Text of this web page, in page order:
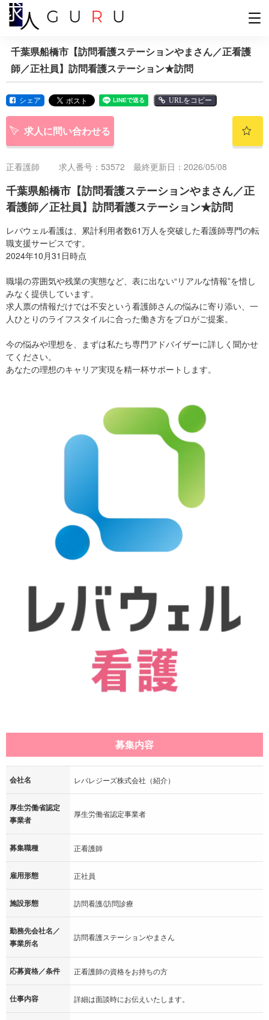
千葉県船橋市【訪問看護ステーションやまさん／正看護
師／正社員】訪問看護ステーション★訪問
シェア URLをコピー
求人に問い合わせる
正看護師 求人番号：53572 最終更新日：2026/05/08
千葉県船橋市【訪問看護ステーションやまさん／正
看護師／正社員】訪問看護ステーション★訪問
レバウェル看護は、累計利用者数61万人を突破した看護師専門の転
職支援サービスです。
2024年10月31日時点
職場の雰囲気や残業の実態など、表に出ない“リアルな情報”を惜し
みなく提供しています。
求人票の情報だけでは不安という看護師さんの悩みに寄り添い、一
人ひとりのライフスタイルに合った働き方をプロがご提案。
今の悩みや理想を、まずは私たち専門アドバイザーに詳しく聞かせ
てください。
あなたの理想のキャリア実現を精一杯サポートします。
募集内容
会社名 レバレジーズ株式会社（紹介）
厚生労働省認定
事業者
厚生労働省認定事業者
募集職種 正看護師
雇用形態 正社員
施設形態 訪問看護/訪問診療
勤務先会社名／
事業所名
訪問看護ステーションやまさん
応募資格／条件 正看護師の資格をお持ちの方
仕事内容 詳細は面談時にお伝えいたします。